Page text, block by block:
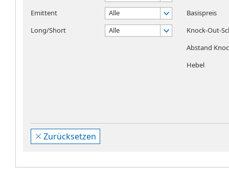
Emittent
Alle
Long/Short
Alle
Basispreis
Knock-Out-
Abstand
Hebel
Zurücksetzen